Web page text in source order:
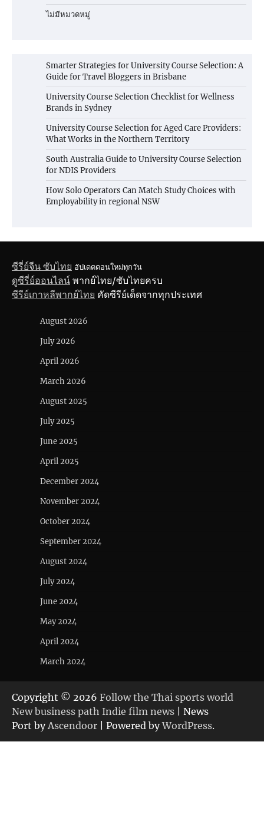
ไม่มีหมวดหมู่
Smarter Strategies for University Course Selection: A
Guide for Travel Bloggers in Brisbane
University Course Selection Checklist for Wellness
Brands in Sydney
University Course Selection for Aged Care Providers:
What Works in the Northern Territory
South Australia Guide to University Course Selection
for NDIS Providers
How Solo Operators Can Match Study Choices with
Employability in regional NSW
ซีรี่ย์จีน ซับไทย อัปเดตตอนใหม่ทุกวัน
ดูซีรี่ย์ออนไลน์ พากย์ไทย/ซับไทยครบ
ซีรีย์เกาหลีพากย์ไทย คัดซีรีย์เด็ดจากทุกประเทศ
August 2026
July 2026
April 2026
March 2026
August 2025
July 2025
June 2025
April 2025
December 2024
November 2024
October 2024
September 2024
August 2024
July 2024
June 2024
May 2024
April 2024
March 2024
Copyright © 2026 Follow the Thai sports world
New business path Indie film news | News
Port byAscendoor | Powered byWordPress.